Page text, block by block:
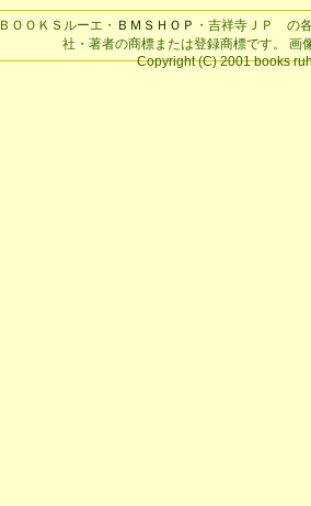
ＢＯＯＫＳルーエ・ ＢＭＳＨＯＰ ・吉祥寺ＪＰ の
社・著者の商標または登録商標です。 画
Copyright (C) 2001 books